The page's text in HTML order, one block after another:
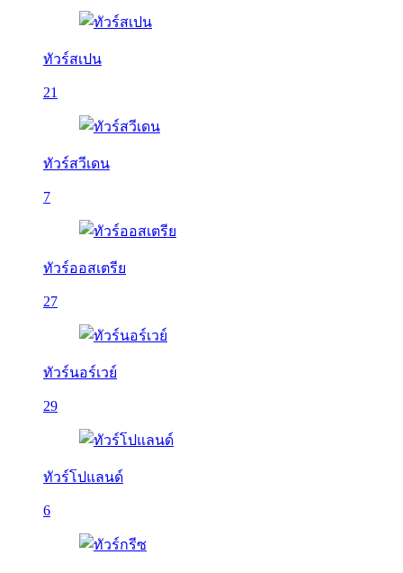
ทัวร์สเปน
21
ทัวร์สวีเดน
7
ทัวร์ออสเตรีย
27
ทัวร์นอร์เวย์
29
ทัวร์โปแลนด์
6